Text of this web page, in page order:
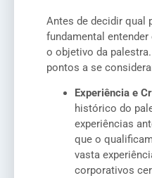
Antes de decidir qual
fundamental
o objetivo da
pontos a se
Experiência e
histórico do
experiências
que o
vasta
corporativos